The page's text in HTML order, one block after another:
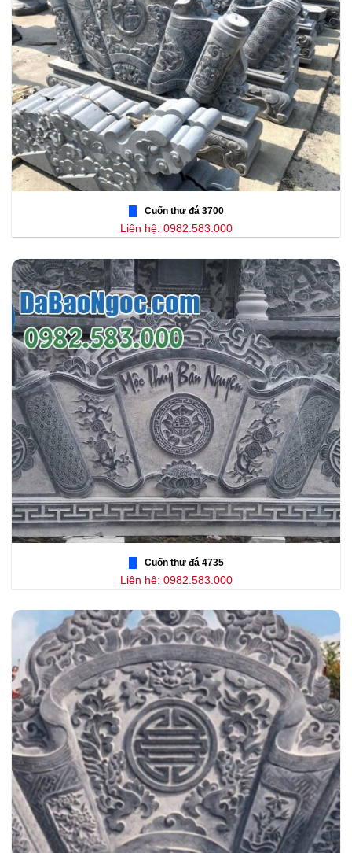
Cuốn thư đá 3700
Liên hệ: 0982.583.000
Cuốn thư đá 4735
Liên hệ: 0982.583.000